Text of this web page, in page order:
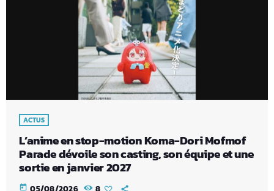
ACTUS
L’anime en stop-motion Koma-Dori Mofmof
Parade dévoile son casting, son équipe et une
sortie en janvier 2027
today